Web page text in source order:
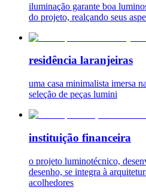
iluminação garante boa
do projeto, realçando seus
residência laranjeiras
uma casa minimalista imersa
seleção de peças lumini
instituição financeira
o projeto luminotécnico,
desenho, se integra à
acolhedores